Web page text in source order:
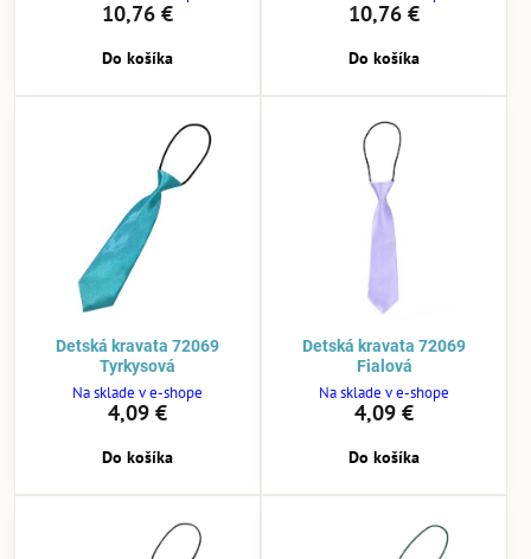
10,76 €
Do košíka
10,76 €
Do košíka
Detská kravata 72069
Tyrkysová
Na sklade v e-shope
4,09 €
Do košíka
Detská kravata 72069
Fialová
Na sklade v e-shope
4,09 €
Do košíka